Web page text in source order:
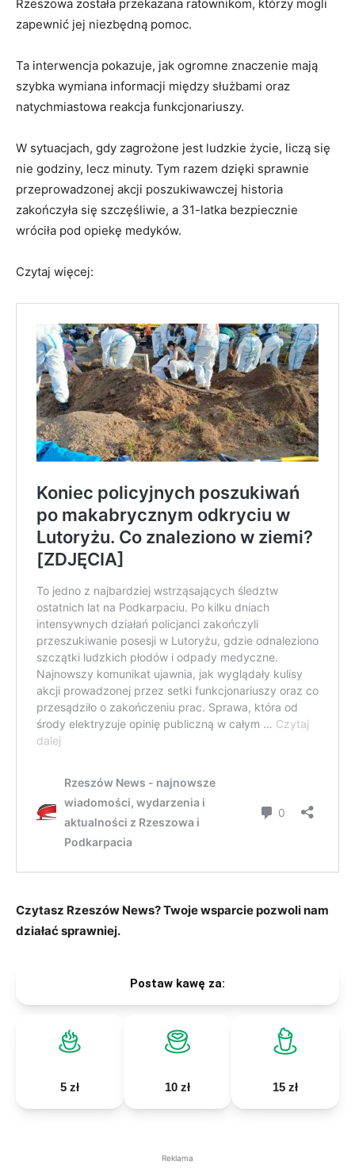
Rzeszowa została przekazana ratownikom, którzy mogli
zapewnić jej niezbędną pomoc.
Ta interwencja pokazuje, jak ogromne znaczenie mają
szybka wymiana informacji między służbami oraz
natychmiastowa reakcja funkcjonariuszy.
W sytuacjach, gdy zagrożone jest ludzkie życie, liczą się
nie godziny, lecz minuty. Tym razem dzięki sprawnie
przeprowadzonej akcji poszukiwawczej historia
zakończyła się szczęśliwie, a 31-latka bezpiecznie
wróciła pod opiekę medyków.
Czytaj więcej:
Czytasz Rzeszów News? Twoje wsparcie pozwoli nam
działać sprawniej.
Postaw kawę za:
5 zł 10 zł 15 zł
Reklama